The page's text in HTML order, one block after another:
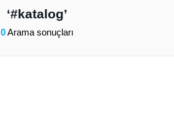
#katalog
0Arama sonuçları